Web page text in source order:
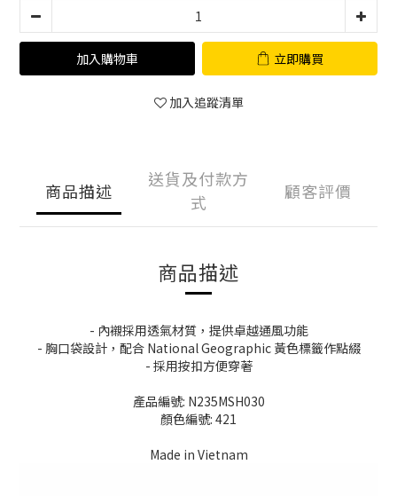
加入購物車 立即購買
加入追蹤清單
商品描述
送貨及付款方
式
顧客評價
商品描述
- 內襯採用透氣材質，提供卓越通風功能
- 胸口袋設計，配合 National Geographic 黃色標籤作點綴
- 採用按扣方便穿著
產品編號: N235MSH030
顏色編號: 421
Made in Vietnam